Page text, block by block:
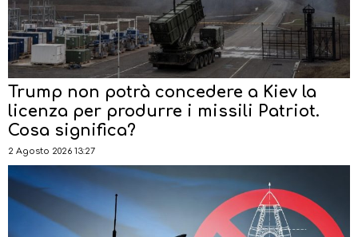
Trump non potrà concedere a Kiev la
licenza per produrre i missili Patriot.
Cosa significa?
2 Agosto 2026 13:27